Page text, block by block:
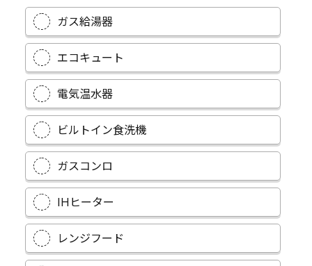
ガス給湯器
エコキュート
電気温水器
ビルトイン食洗機
ガスコンロ
IHヒーター
レンジフード